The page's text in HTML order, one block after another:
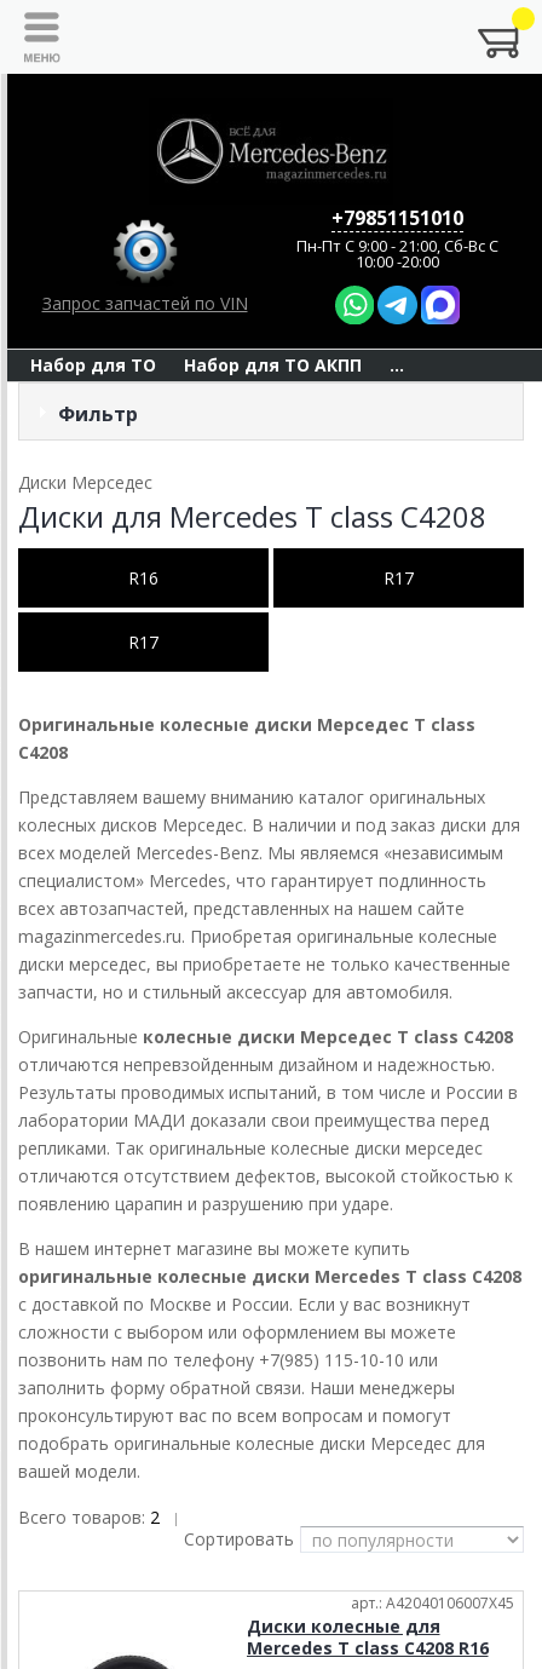
Запрос запчастей по VIN
+79851151010
Пн-Пт C 9:00 - 21:00, Сб-Вс С
10:00 -20:00
Набор для ТО Набор для ТО АКПП ...
Фильтр
Диски Мерседес
Диски для Mercedes T class C4208
R16 R17
R17
Оригинальные колесные диски Мерседес T class
C4208
Представляем вашему вниманию каталог оригинальных
колесных дисков Мерседес. В наличии и под заказ диски для
всех моделей Mercedes-Benz. Мы являемся «независимым
специалистом» Mercedes, что гарантирует подлинность
всех автозапчастей, представленных на нашем сайте
magazinmercedes.ru. Приобретая оригинальные колесные
диски мерседес, вы приобретаете не только качественные
запчасти, но и стильный аксессуар для автомобиля.
Оригинальные колесные диски Мерседес T class C4208
отличаются непревзойденным дизайном и надежностью.
Результаты проводимых испытаний, в том числе и России в
лаборатории МАДИ доказали свои преимущества перед
репликами. Так оригинальные колесные диски мерседес
отличаются отсутствием дефектов, высокой стойкостью к
появлению царапин и разрушению при ударе.
В нашем интернет магазине вы можете купить
оригинальные колесные диски Mercedes T class C4208
с доставкой по Москве и России. Если у вас возникнут
сложности с выбором или оформлением вы можете
позвонить нам по телефону +7(985) 115-10-10 или
заполнить форму обратной связи. Наши менеджеры
проконсультируют вас по всем вопросам и помогут
подобрать оригинальные колесные диски Мерседес для
вашей модели.
Всего товаров: 2 |
Сортировать
арт.: A42040106007X45
Диски колесные для
Mercedes T class C4208 R16